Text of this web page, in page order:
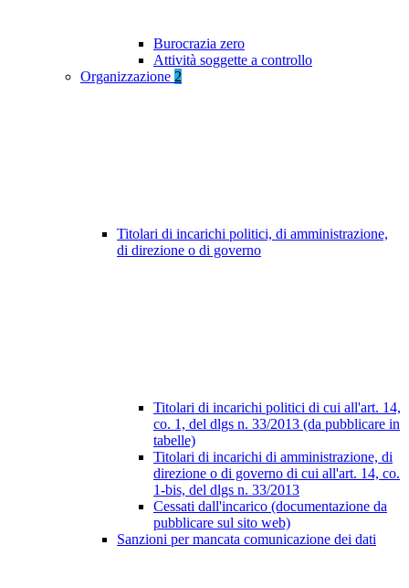
Burocrazia zero
Attività soggette a controllo
Organizzazione 2
Titolari di incarichi politici, di amministrazione,
di direzione o di governo
Titolari di incarichi politici di cui all'art. 14,
co. 1, del dlgs n. 33/2013 (da pubblicare in
tabelle)
Titolari di incarichi di amministrazione, di
direzione o di governo di cui all'art. 14, co.
1-bis, del dlgs n. 33/2013
Cessati dall'incarico (documentazione da
pubblicare sul sito web)
Sanzioni per mancata comunicazione dei dati